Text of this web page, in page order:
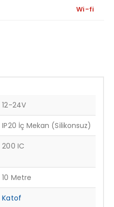
Wi-fi
12-24V
IP20 İç Mekan (Silikonsuz)
200 IC
10 Metre
Katof